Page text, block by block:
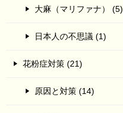
大麻（マリファナ） (5)
日本人の不思議 (1)
花粉症対策 (21)
原因と対策 (14)